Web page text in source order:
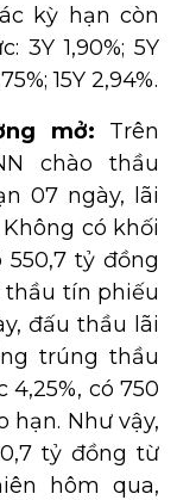
kỳ hạn còn
3Y 1,90%; 5Y
15Y 2,94%.
mở: Trên
chào thầu
07 ngày, lãi
có khối
550,7 tỷ đồng
thầu tín phiếu
đấu thầu lãi
trúng thầu
có 750
hạn. Như vậy,
tỷ đồng từ
hôm qua,